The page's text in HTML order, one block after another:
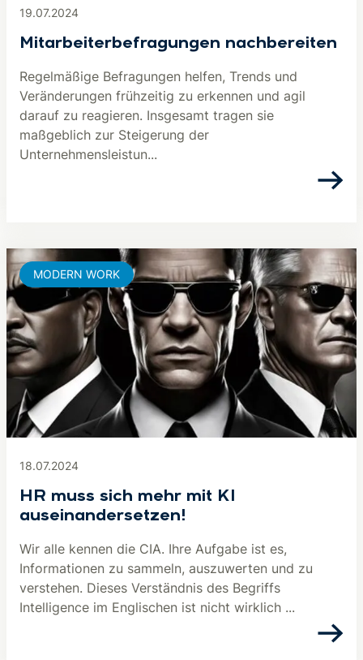
19.07.2024
Mitarbeiterbefragungen nachbereiten
Regelmäßige Befragungen helfen, Trends und
Veränderungen frühzeitig zu erkennen und agil
darauf zu reagieren. Insgesamt tragen sie
maßgeblich zur Steigerung der
Unternehmensleistun...
18.07.2024
HR muss sich mehr mit KI
auseinandersetzen!
Wir alle kennen die CIA. Ihre Aufgabe ist es,
Informationen zu sammeln, auszuwerten und zu
verstehen. Dieses Verständnis des Begriffs
Intelligence im Englischen ist nicht wirklich ...
MODERN WORK